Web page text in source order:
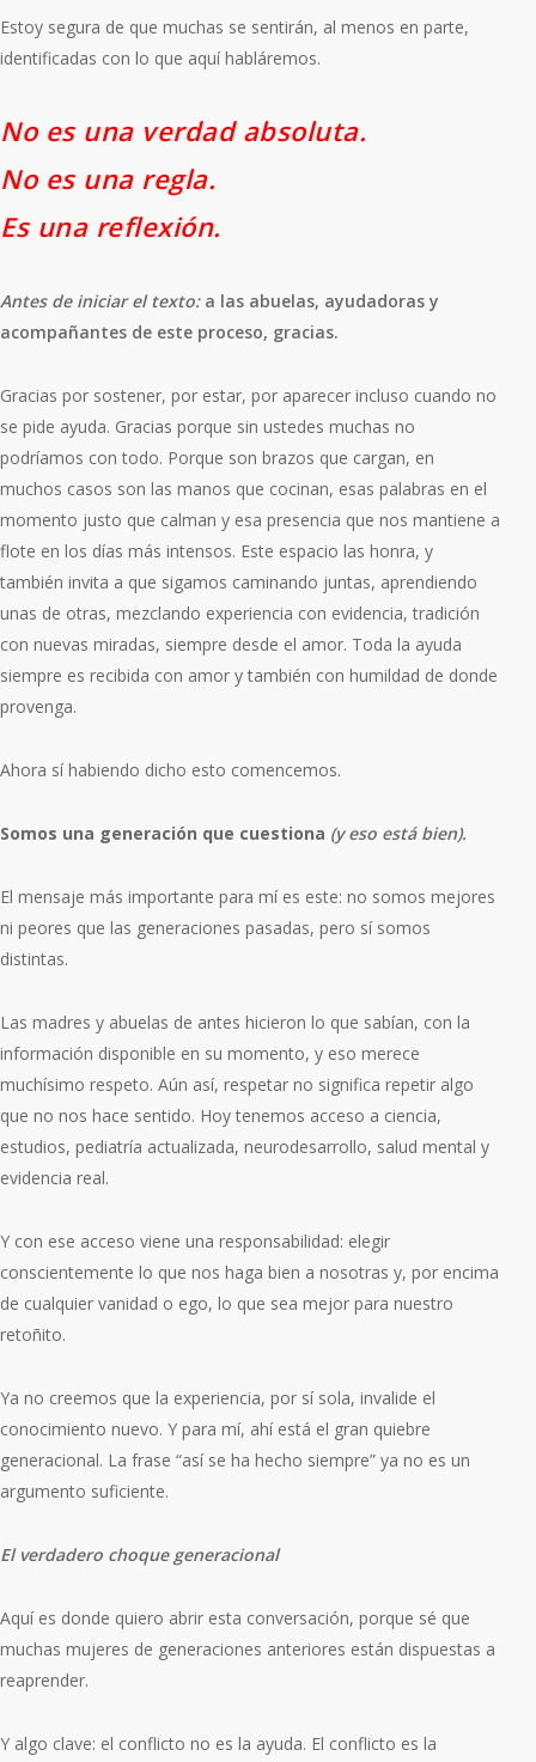
Estoy segura de que muchas se sentirán, al menos en parte,
identificadas con lo que aquí habláremos.
No es una verdad absoluta.
No es una regla.
Es una reflexión.
Antes de iniciar el texto: a las abuelas, ayudadoras y
acompañantes de este proceso, gracias.
Gracias por sostener, por estar, por aparecer incluso cuando no
se pide ayuda. Gracias porque sin ustedes muchas no
podríamos con todo. Porque son brazos que cargan, en
muchos casos son las manos que cocinan, esas palabras en el
momento justo que calman y esa presencia que nos mantiene a
flote en los días más intensos. Este espacio las honra, y
también invita a que sigamos caminando juntas, aprendiendo
unas de otras, mezclando experiencia con evidencia, tradición
con nuevas miradas, siempre desde el amor. Toda la ayuda
siempre es recibida con amor y también con humildad de donde
provenga.
Ahora sí habiendo dicho esto comencemos.
Somos una generación que cuestiona (y eso está bien).
El mensaje más importante para mí es este: no somos mejores
ni peores que las generaciones pasadas, pero sí somos
distintas.
Las madres y abuelas de antes hicieron lo que sabían, con la
información disponible en su momento, y eso merece
muchísimo respeto. Aún así, respetar no significa repetir algo
que no nos hace sentido. Hoy tenemos acceso a ciencia,
estudios, pediatría actualizada, neurodesarrollo, salud mental y
evidencia real.
Y con ese acceso viene una responsabilidad: elegir
conscientemente lo que nos haga bien a nosotras y, por encima
de cualquier vanidad o ego, lo que sea mejor para nuestro
retoñito.
Ya no creemos que la experiencia, por sí sola, invalide el
conocimiento nuevo. Y para mí, ahí está el gran quiebre
generacional. La frase “así se ha hecho siempre” ya no es un
argumento suficiente.
El verdadero choque generacional
Aquí es donde quiero abrir esta conversación, porque sé que
muchas mujeres de generaciones anteriores están dispuestas a
reaprender.
Y algo clave: el conflicto no es la ayuda. El conflicto es la